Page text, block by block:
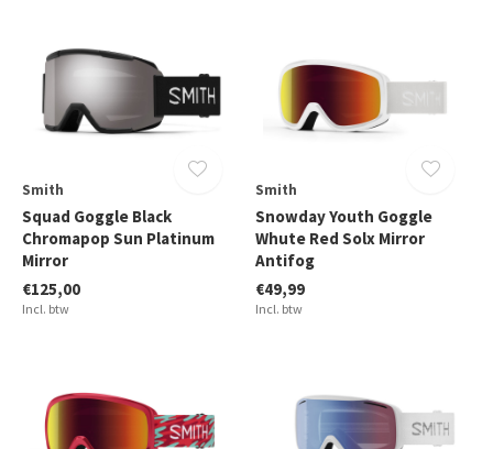
Smith
Squad Goggle Black
Chromapop Sun Platinum
Mirror
€125,00
Incl. btw
Smith
Snowday Youth Goggle
Whute Red Solx Mirror
Antifog
€49,99
Incl. btw